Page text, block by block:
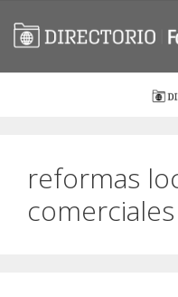
reformas
comerciales